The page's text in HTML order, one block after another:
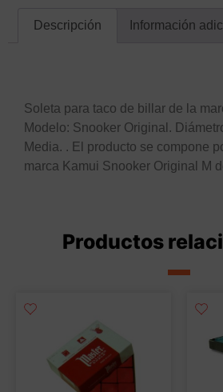
Descripción Información
Soleta para taco de billar de la
Modelo: Snooker Original.
Media. . El producto se compone
marca Kamui Snooker Original M
Productos